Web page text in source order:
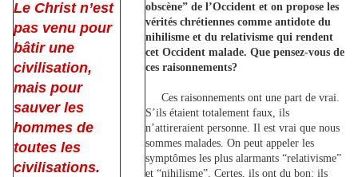
Le Christ n’est
pas venu pour
bâtir une
civilisation,
mais pour
sauver les
hommes de
toutes les
civilisations.
obscène” de l’Occident et on propose les
vérités chrétiennes comme antidote du
nihilisme et du relativisme qui rendent
cet Occident malade. Que pensez-vous de
ces raisonnements?
Ces raisonnements ont une part de vrai.
S’ils étaient totalement faux, ils
n’attireraient personne. Il est vrai que nous
sommes malades. On peut appeler les
symptômes les plus alarmants “relativisme”
et “nihilisme”. Certes, ils ont du bon: ils